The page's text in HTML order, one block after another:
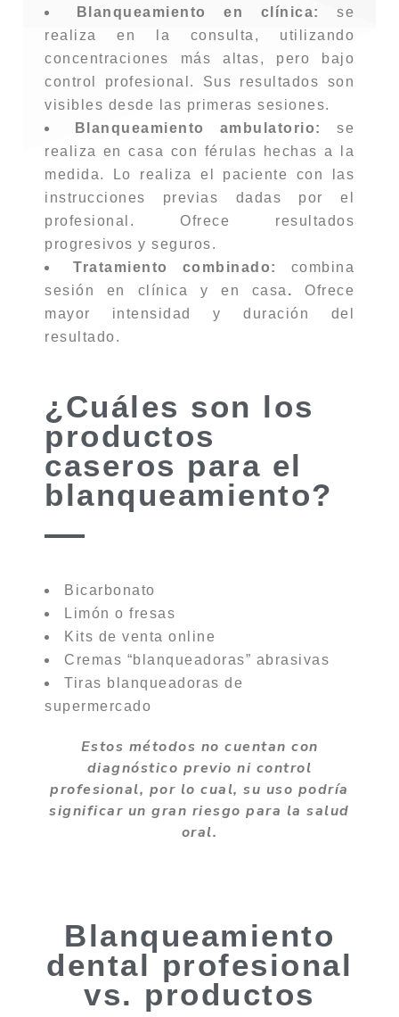
Blanqueamiento en clínica: se
realiza en la consulta, utilizando
concentraciones más altas, pero bajo
control profesional. Sus resultados son
visibles desde las primeras sesiones.
Blanqueamiento ambulatorio:se
realiza en casa con férulas hechas a la
medida. Lo realiza el paciente con las
instrucciones previas dadas por el
profesional. Ofrece resultados
progresivos y seguros.
Tratamiento combinado: combina
sesión en clínica y en casa . Ofrece
mayor intensidad y duración del
resultado.
¿Cuáles son los
productos
caseros para el
blanqueamiento?
Bicarbonato
Limón o fresas
Kits de venta online
Cremas “blanqueadoras” abrasivas
Tiras blanqueadoras de
supermercado
Estos métodos no cuentan con
diagnóstico previo ni control
profesional, por lo cual, su uso podría
significar un gran riesgo para la salud
oral.
Blanqueamiento
dental profesional
vs. productos